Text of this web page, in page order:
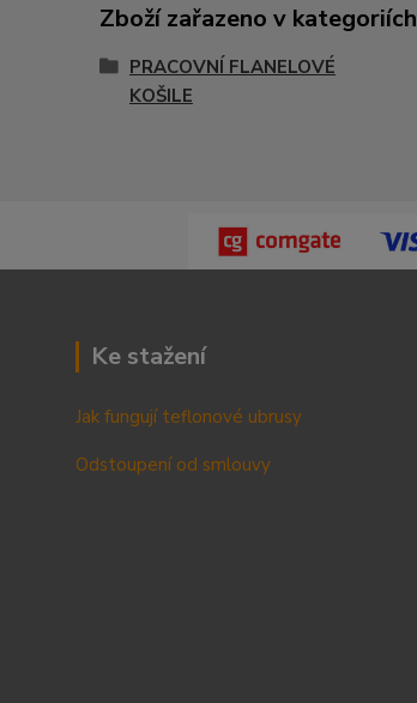
Zboží zařazeno v kategoriích
PRACOVNÍ FLANELOVÉ
KOŠILE
Ke stažení
Jak fungují teflonové ubrusy
Odstoupení od smlouvy